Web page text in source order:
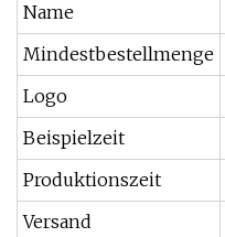
Name
Mindestbestellmenge
Logo
Beispielzeit
Produktionszeit
Versand